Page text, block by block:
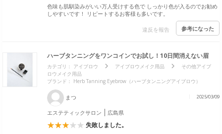
色味も肌馴染みがいい万人受けする色で しっかり色が入るのでお勧め
しやすいです！ リピートするお客様も多いです。
違反を報告 参考になった
ハーブタンニングをワンコインでお試し！10日間消えない眉
カテゴリ： アイブロウ アイブロウメイク用品
その他アイブ
ロウメイク用品
ブランド： Herb Tanning Eyebrow（ハーブタンニングアイブロウ）
まつ 2025/03/09
エステティックサロン 広島県
失敗しました。